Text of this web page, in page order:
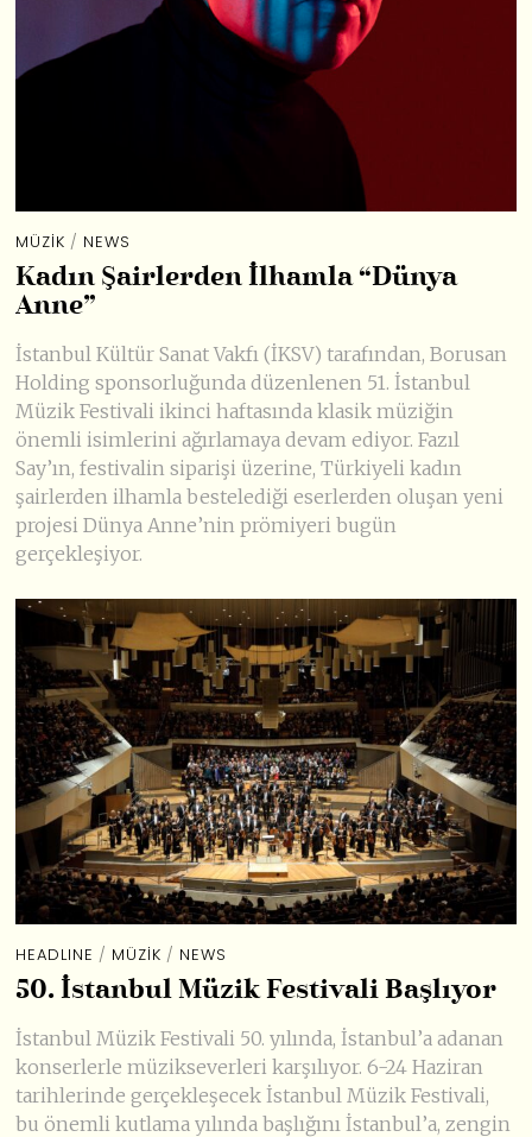
MÜZIK / NEWS
Kadın Şairlerden İlhamla “Dünya
Anne”
İstanbul Kültür Sanat Vakfı (İKSV) tarafından, Borusan
Holding sponsorluğunda düzenlenen 51. İstanbul
Müzik Festivali ikinci haftasında klasik müziğin
önemli isimlerini ağırlamaya devam ediyor. Fazıl
Say’ın, festivalin siparişi üzerine, Türkiyeli kadın
şairlerden ilhamla bestelediği eserlerden oluşan yeni
projesi Dünya Anne’nin prömiyeri bugün
gerçekleşiyor.
HEADLINE / MÜZIK / NEWS
50. İstanbul Müzik Festivali Başlıyor
İstanbul Müzik Festivali 50. yılında, İstanbul’a adanan
konserlerle müzikseverleri karşılıyor. 6-24 Haziran
tarihlerinde gerçekleşecek İstanbul Müzik Festivali,
bu önemli kutlama yılında başlığını İstanbul’a, zengin